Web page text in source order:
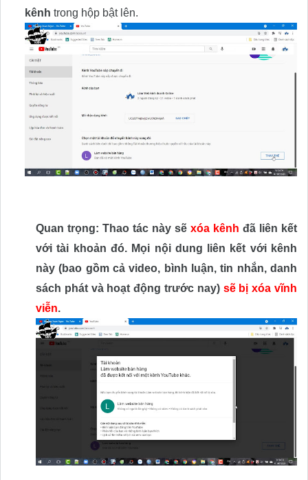
kênh trong hộp bật lên.
Quan trọng: Thao tác này sẽ xóa kênh đã liên kết
với tài khoản đó. Mọi nội dung liên kết với kênh
này (bao gồm cả video, bình luận, tin nhắn, danh
sách phát và hoạt động trước nay) sẽ bị xóa vĩnh
viễn.